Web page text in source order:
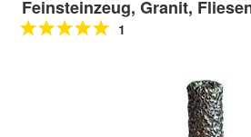
Feinsteinzeug, Granit,
1